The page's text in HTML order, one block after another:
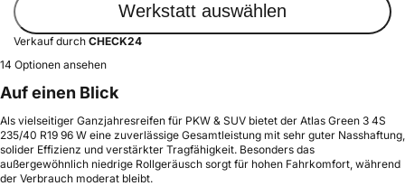
Werkstatt auswählen
Verkauf durch CHECK24
14 Optionen ansehen
Auf einen Blick
Als vielseitiger Ganzjahresreifen für PKW & SUV bietet der Atlas Green 3 4S
235/40 R19 96 W eine zuverlässige Gesamtleistung mit sehr guter Nasshaftung,
solider Effizienz und verstärkter Tragfähigkeit. Besonders das
außergewöhnlich niedrige Rollgeräusch sorgt für hohen Fahrkomfort, während
der Verbrauch moderat bleibt.